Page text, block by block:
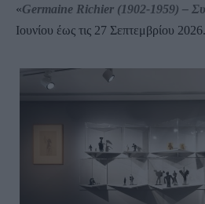
«Germaine Richier (1902-1959) –
Ιουνίου έως τις 27 Σεπτεμβρίου 2026.